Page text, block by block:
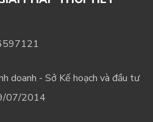
doanh - Sở Kế hoạch và đầu tư
07/2014